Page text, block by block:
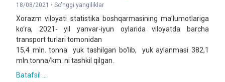
18/08/2021 • So'nggi yangiliklar
Xorazm viloyati statistika boshqarmasining ma’lumotlariga
ko‘ra, 2021- yil yanvar-iyun oylarida viloyatda barcha
transport turlari tomonidan
15,4 mln. tonna yuk tashilgan bo‘lib, yuk aylanmasi 382,1
mln.tonna/km. ni tashkil qilgan.
Batafsil ...